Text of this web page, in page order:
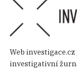
Web
investigativní